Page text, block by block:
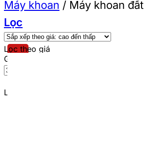
Máy khoan / Máy khoan đất
Lọc
Lọc theo giá
Giá tối thiểu
Lọc theo thương hiệu